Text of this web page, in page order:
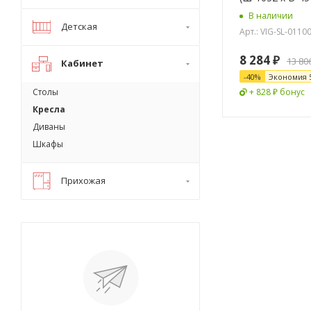
В наличии
Арт.: VIG-SL-
8 284₽ 13
-40% Экономия
+ 828 ₽ бонус
Детская
Кабинет
Столы
Кресла
Диваны
Шкафы
Прихожая